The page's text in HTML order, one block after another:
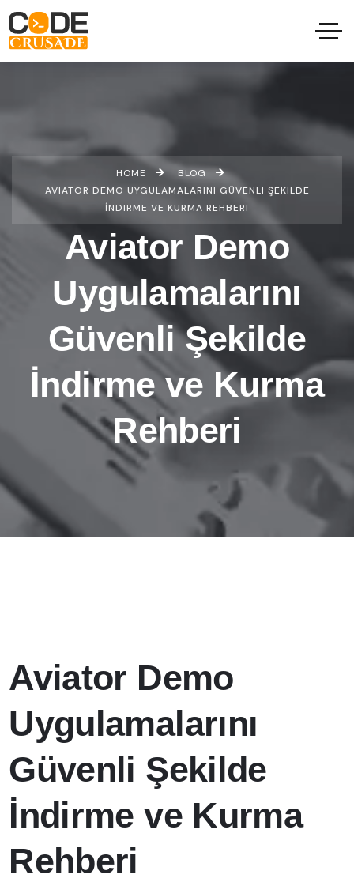
HOME
BLOG
AVIATOR DEMO UYGULAMALARINI GÜVENLI ŞEKILDE
İNDIRME VE KURMA REHBERI
Aviator Demo
Uygulamalarını
Güvenli Şekilde
İndirme ve Kurma
Rehberi
Aviator Demo
Uygulamalarını
Güvenli Şekilde
İndirme ve Kurma
Rehberi